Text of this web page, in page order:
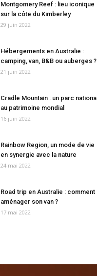
Montgomery Reef : lieu iconique
sur la côte du Kimberley
29 juin 2022
Hébergements en Australie :
camping, van, B&B ou auberges ?
21 juin 2022
Cradle Mountain : un parc national
au patrimoine mondial
16 juin 2022
Rainbow Region, un mode de vie
en synergie avec la nature
24 mai 2022
Road trip en Australie : comment
aménager son van ?
17 mai 2022